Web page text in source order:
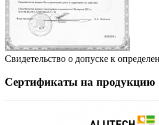
Свидетельство о допуске к
Сертификаты на продукцию